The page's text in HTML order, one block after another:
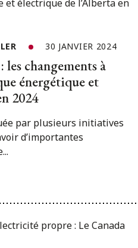
30 JANVIER 2024
changements à
énergétique et
2024
par plusieurs initiatives
d’importantes